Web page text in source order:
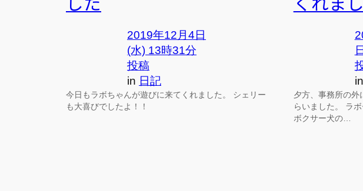
2019年12月4日
(水) 13時31分
投稿
in 日記
今日もラボちゃんが遊びに来てくれました。 シェリー
も大喜びでしたよ！！
in
夕方、事務所の
らいました。 ラ
ボクサー犬の…